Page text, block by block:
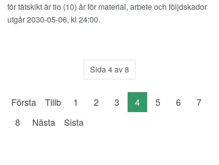
för tätskikt är tio (10) år för material, arbete och följdskador
utgår 2030-05-06, kl 24:00.
Sida 4 av 8
Första Tillb 1 2 3 4 5 6
7
8
Nästa Sista